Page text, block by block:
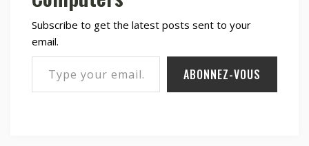
Subscribe to get the latest posts sent to your
email.
Type your email…
ABONNEZ-VOUS